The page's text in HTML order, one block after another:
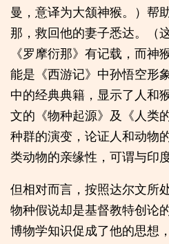
曼，意译为大颔神猴。）帮
那，救回他的妻子悉达。（
《罗摩衍那》有记载，而神
能是《西游记》中孙悟空形
中的经典典籍，显示了人和
文的《物种起源》及《人类
种群的演变，论证人和动物
类动物的亲缘性，可谓与印
但相对而言，按照达尔文所
物种假说却是基督教特创论
博物学知识促成了他的思想